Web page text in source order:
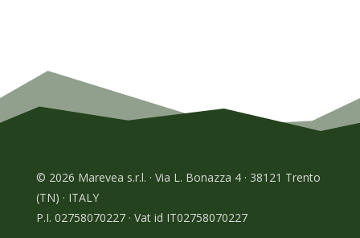
© 2026 Marevea s.r.l. · Via L. Bonazza 4 · 38121 Trento
(TN) · ITALY
P.I. 02758070227 · Vat id IT02758070227